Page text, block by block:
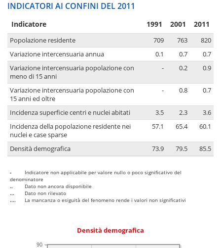
INDICATORI AI CONFINI DEL 2011
Indicatore 1991 2001 2011
Popolazione residente 709 763
820
Variazione intercensuaria annua
0.1 0.7
0.7
Variazione intercensuaria popolazione con
meno di 15 anni
- 0.2 0.9
Variazione intercensuaria popolazione con
15 anni ed oltre
- 0.8 0.7
Incidenza superficie centri e nuclei abitati 3.5 2.3
3.6
Incidenza della popolazione residente nei
nuclei e case sparse
57.1 65.4 60.1
Densità demografica 73.9 79.5 85.5
-
Indicatore non applicabile per valore nullo o poco significativo del
denominatore
..
Dato non ancora disponibile
...
Dato non rilevato
....
La mancanza o esiguità del fenomeno rende i valori non significativi
Densità demografica
90